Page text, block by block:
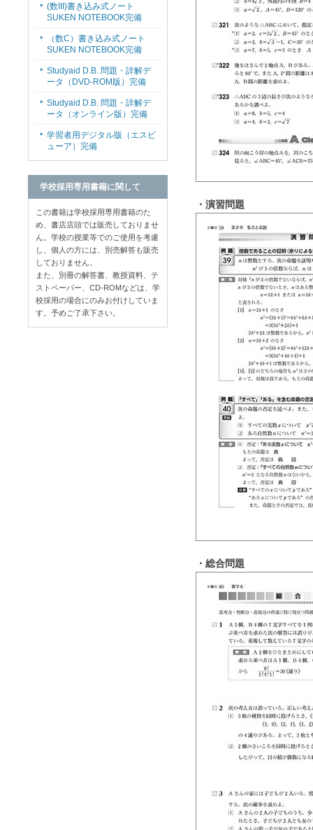
・演習問題
・総合問題
(数III)書き込み式ノート
SUKEN NOTEBOOK完備
（数C）書き込み式ノート
SUKEN NOTEBOOK完備
Studyaid D.B. 問題・詳解デ
ータ（DVD-ROM版）完備
Studyaid D.B. 問題・詳解デ
ータ（オンライン版）完備
学習者用デジタル版（エスビ
ューア）完備
学校採用専用書籍に関して
この書籍は学校採用専用書籍のた
め、書店店頭では販売しておりませ
ん。学校の授業等でのご使用を考慮
し、個人の方には、別売解答も販売
しておりません。
また、別冊の解答書、教授資料、テ
ストペーパー、CD-ROMなどは、学
校採用の場合にのみお付けしていま
す。予めご了承下さい。